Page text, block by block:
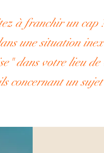
à franchir un cap
une situation
dans votre lieu
concernant un